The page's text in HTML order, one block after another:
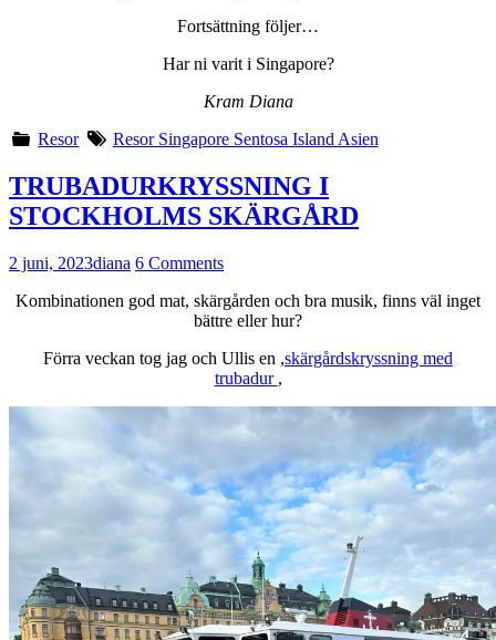
Fortsättning följer…
Har ni varit i Singapore?
Kram Diana
Resor
Resor Singapore Sentosa Island Asien
TRUBADURKRYSSNING I
STOCKHOLMS SKÄRGÅRD
2 juni, 2023diana 6 Comments
Kombinationen god mat, skärgården och bra musik, finns väl inget
bättre eller hur?
Förra veckan tog jag och Ullis en ,skärgårdskryssning med
trubadur ,